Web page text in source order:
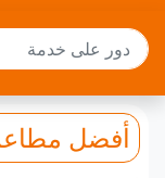
أفضل